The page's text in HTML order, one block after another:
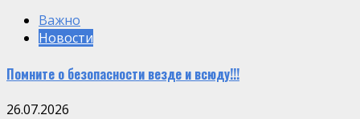
Важно
Новости
Помните о безопасности везде и всюду!!!
26.07.2026